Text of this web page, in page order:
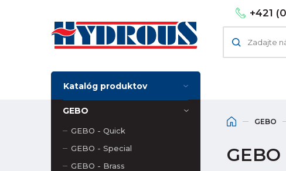
+421
Katalóg produktov
GEBO
GEBO - Quick
GEBO - Special
GEBO - Brass
GEBO